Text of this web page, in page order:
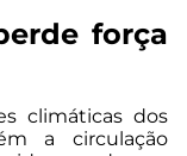
força
climáticas dos
a circulação